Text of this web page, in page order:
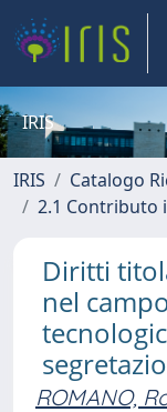
IRIS
IRIS Catalogo
2.1 Contributo
Diritti
nel
ROMANO,